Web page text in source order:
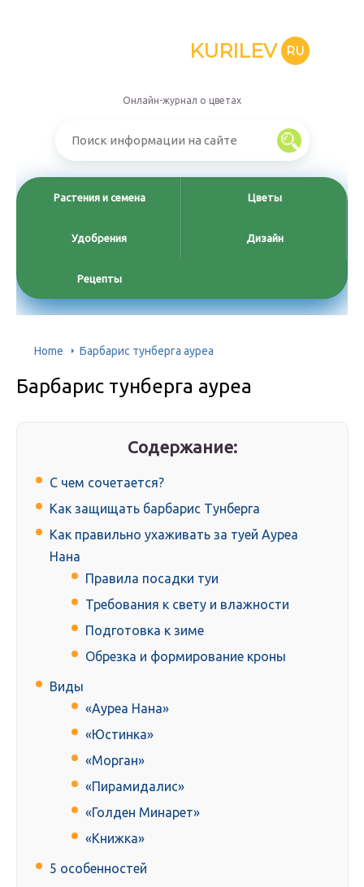
KURILEV RU
Онлайн-журнал о цветах
Растения и семена Цветы
Удобрения Дизайн
Рецепты
Home Барбарис тунберга ауреа
Барбарис тунберга ауреа
Содержание:
С чем сочетается?
Как защищать барбарис Тунберга
Как правильно ухаживать за туей Ауреа
Нана
Правила посадки туи
Требования к свету и влажности
Подготовка к зиме
Обрезка и формирование кроны
Виды
«Ауреа Нана»
«Юстинка»
«Морган»
«Пирамидалис»
«Голден Минарет»
«Книжка»
5 особенностей